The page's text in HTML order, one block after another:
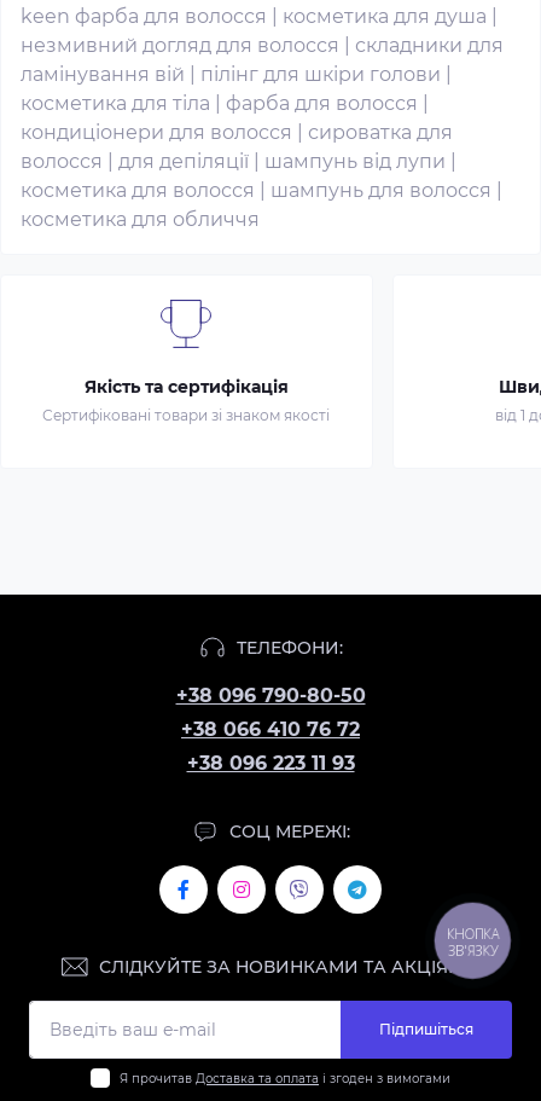
keen фарба для волосся
косметика для душа
незмивний догляд для волосся
складники для
ламінування вій
пілінг для шкіри голови
косметика для тіла
фарба для волосся
кондиціонери для волосся
сироватка для
волосся
для депіляції шампунь від лупи
косметика для волосся
шампунь для волосся
косметика для обличчя
Якість та сертифікація
Сертифіковані товари зі знаком якості від 1
ТЕЛЕФОНИ:
+38 096 790-80-50
+38 066 410 76 72
+38 096 223 11 93
СОЦ МЕРЕЖІ:
СЛІДКУЙТЕ ЗА НОВИНКАМИ ТА АКЦІЯМИ:
Підпишіться
Я прочитав Доставка та оплата і згоден з вимогами
КНОПКА
ЗВ'ЯЗКУ